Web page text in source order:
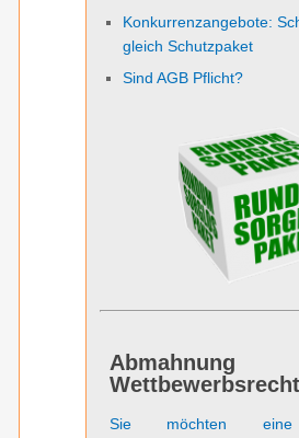
Konkurrenzangebote:
gleich Schutzpaket
Sind AGB Pflicht?
Abmahnung
Wettbewerbsrecht
Sie möchten eine